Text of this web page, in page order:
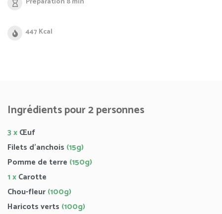
447 Kcal
Ingrédients pour 2 personnes
3 xŒuf
Filets d’anchois (15g)
Pomme de terre (150g)
1 xCarotte
Chou-fleur(100g)
Haricots verts (100g)